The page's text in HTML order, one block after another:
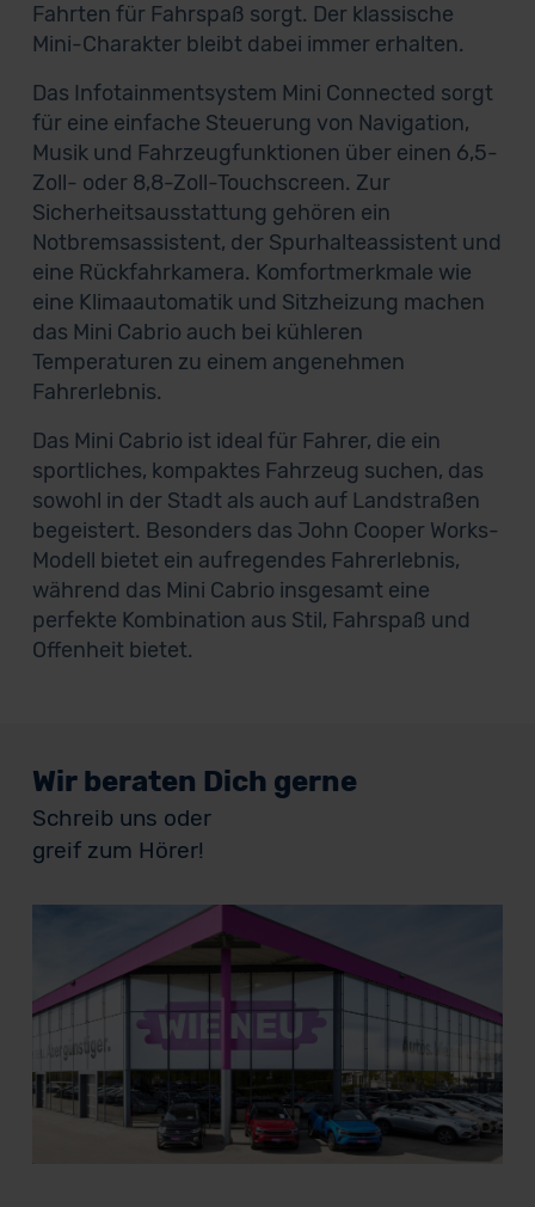
Fahrten für Fahrspaß sorgt. Der klassische
Mini-Charakter bleibt dabei immer erhalten.
Das Infotainmentsystem Mini Connected sorgt
für eine einfache Steuerung von Navigation,
Musik und Fahrzeugfunktionen über einen 6,5-
Zoll- oder 8,8-Zoll-Touchscreen. Zur
Sicherheitsausstattung gehören ein
Notbremsassistent, der Spurhalteassistent und
eine Rückfahrkamera. Komfortmerkmale wie
eine Klimaautomatik und Sitzheizung machen
das Mini Cabrio auch bei kühleren
Temperaturen zu einem angenehmen
Fahrerlebnis.
Das Mini Cabrio ist ideal für Fahrer, die ein
sportliches, kompaktes Fahrzeug suchen, das
sowohl in der Stadt als auch auf Landstraßen
begeistert. Besonders das John Cooper Works-
Modell bietet ein aufregendes Fahrerlebnis,
während das Mini Cabrio insgesamt eine
perfekte Kombination aus Stil, Fahrspaß und
Offenheit bietet.
Wir beraten Dich gerne
Schreib uns oder
greif zum Hörer!